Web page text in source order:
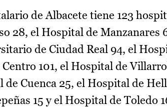
de Albacete tiene 123
28, el Hospital de Manzanares
de Ciudad Real 94, el
101, el Hospital de
de Cuenca 25, el Hospital de
15 y el Hospital de Toledo